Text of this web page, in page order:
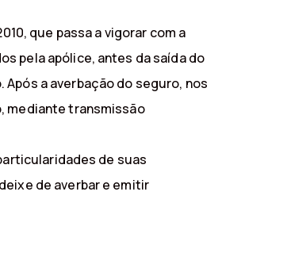
que passa a vigorar com a
pela apólice, antes da saída do
a averbação do seguro, nos
mediante transmissão
de suas
de averbar e emitir